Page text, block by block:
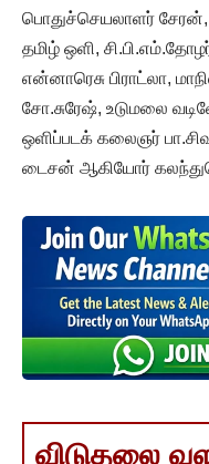
பொதுச்செயலாளர்
தமிழ் ஒளி,
என்னாரெசு பிராட்லா,
சோ.சுரேஷ், உடுமலை
ஒளிப்படக் கலைஞர்
டைசன் ஆகியோர்
விடுதலை